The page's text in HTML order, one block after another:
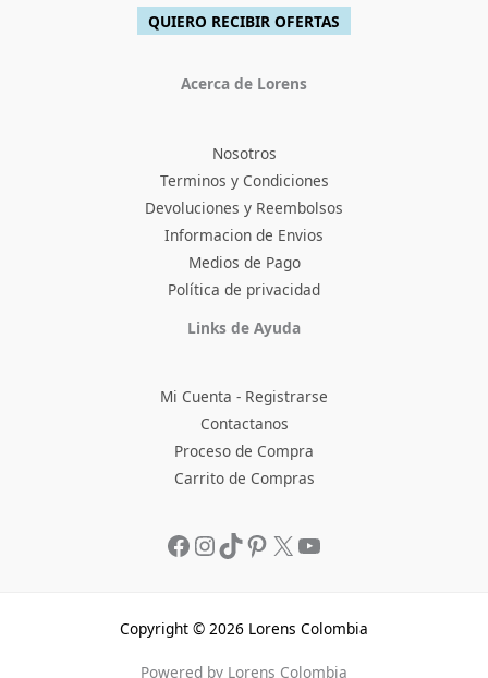
Acerca de Lorens
Nosotros
Terminos y Condiciones
Devoluciones y Reembolsos
Informacion de Envios
Medios de Pago
Política de privacidad
Links de Ayuda
Mi Cuenta - Registrarse
Contactanos
Proceso de Compra
Carrito de Compras
Facebook
Instagram
TikTokPinterest
Copyright © 2026 Lorens Colombia
Powered by Lorens Colombia